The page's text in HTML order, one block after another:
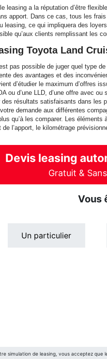
leasing a la réputation d’être
apport. Dans ce cas, tous les
leasing, ce qui impliquera des
qu’aux clients remplissant les
Toyota Land
pas possible de juger quel type
des avantages et des
d’étudier le maximum d’offres
ou d’une LLD, d’une offre avec
des résultats satisfaisants dans
demande aux différentes
qu’à les comparer. Les
l’apport, le kilométrage